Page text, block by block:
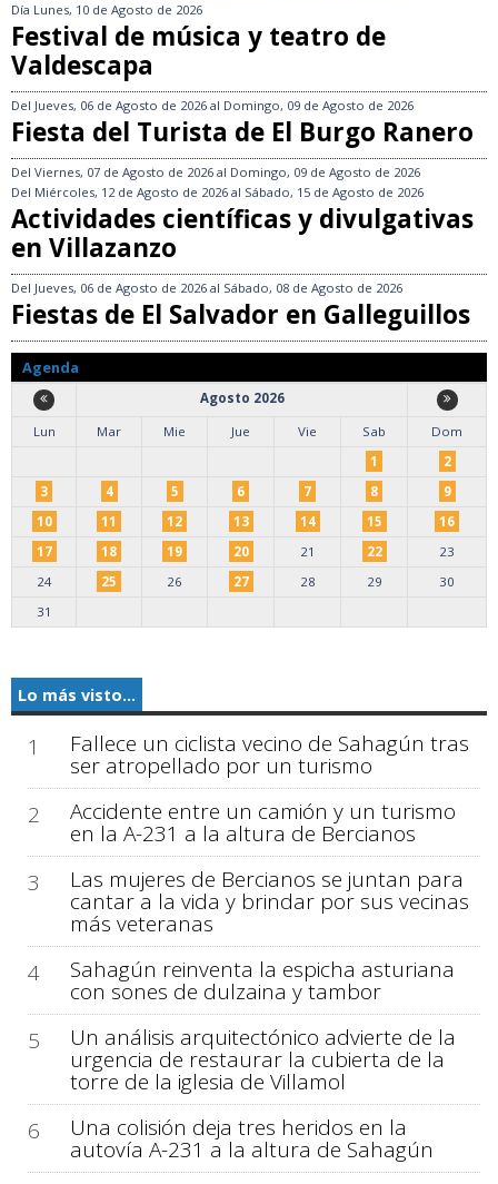
Día Lunes, 10 de Agosto de 2026
Festival de música y teatro de
Valdescapa
Del Jueves, 06 de Agosto de 2026 al Domingo, 09 de Agosto de 2026
Fiesta del Turista de El Burgo Ranero
Del Viernes, 07 de Agosto de 2026 al Domingo, 09 de Agosto de 2026
Del Miércoles, 12 de Agosto de 2026 al Sábado, 15 de Agosto de 2026
Actividades científicas y divulgativas
en Villazanzo
Del Jueves, 06 de Agosto de 2026 al Sábado, 08 de Agosto de 2026
Fiestas de El Salvador en Galleguillos
Agenda
Agosto 2026
Lun
Mar Mie Jue Vie Sab
Dom
1
2
3
4 5 6 7 8
9
10
11 12 13 14 15
16
17
18 19 20 21 22
23
24
25 26 27 28 29
30
31
Lo más visto...
1 Fallece un ciclista vecino de Sahagún tras
ser atropellado por un turismo
2
Accidente entre un camión y un turismo
en la A-231 a la altura de Bercianos
3
Las mujeres de Bercianos se juntan para
cantar a la vida y brindar por sus vecinas
más veteranas
4
Sahagún reinventa la espicha asturiana
con sones de dulzaina y tambor
5
Un análisis arquitectónico advierte de la
urgencia de restaurar la cubierta de la
torre de la iglesia de Villamol
6
Una colisión deja tres heridos en la
autovía A-231 a la altura de Sahagún